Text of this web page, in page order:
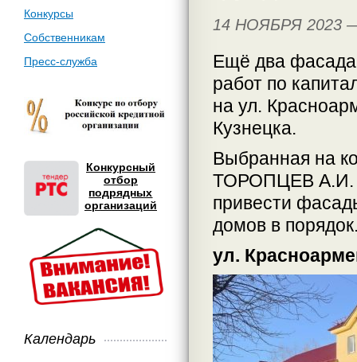
Конкурсы
Собственникам
Пресс-служба
Конкурсный
отбор
подрядных
организаций
Календарь
14 НОЯБРЯ 2023
Ещё два
работ по
на ул.
Кузнецка.
Выбранная на
ТОРОПЦЕВ А.И.
привести
домов в
ул.